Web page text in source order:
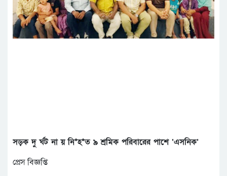
সড়ক দু র্ঘট না য় নি*হ*ত ৯ শ্রমিক পরিবারের পাশে ‘এসনিক’
প্রেস বিজ্ঞপ্তি